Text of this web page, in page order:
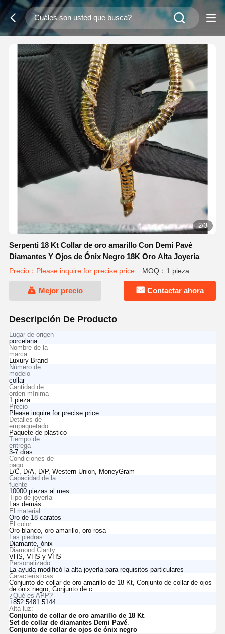
2/3
Serpenti 18 Kt Collar de oro amarillo Con Demi Pavé
Diamantes Y Ojos de Ónix Negro 18K Oro Alta Joyería
Precio：Please inquire for precise price MOQ：1 pieza
Mejor precio Contactar ahora
Descripción De Producto
Lugar de origen
porcelana
Nombre de la
marca
Luxury Brand
Número de
modelo
collar
Cantidad de
orden mínima
1 pieza
Precio
Please inquire for precise price
Detalles de
empaquetado
Paquete de plástico
Tiempo de
entrega
3-7 días
Condiciones de
pago
L/C, D/A, D/P, Western Union, MoneyGram
Capacidad de la
fuente
10000 piezas al mes
Tipo de joyería
Las demás
El material
Oro de 18 caratos
El color
Oro blanco, oro amarillo, oro rosa
Las piedras
Diamante, ónix
Diamond Clarity
VHS, VHS y VHS
Personalizado
La ayuda modificó la alta joyería para requisitos particulares
Características
Conjunto de collar de oro amarillo de 18 Kt, Conjunto de collar de ojos
de ónix negro, Conjunto de c
¿Qué es APP?
+852 5481 5144
Alta luz:
Conjunto de collar de oro amarillo de 18 Kt,
Set de collar de diamantes Demi Pavé,
Conjunto de collar de ojos de ónix negro